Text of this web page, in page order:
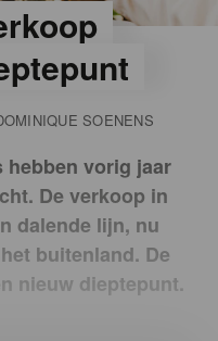
SOENENS
hebben vorig jaar
De verkoop in
dalende lijn, nu
buitenland. De
nieuw dieptepunt.